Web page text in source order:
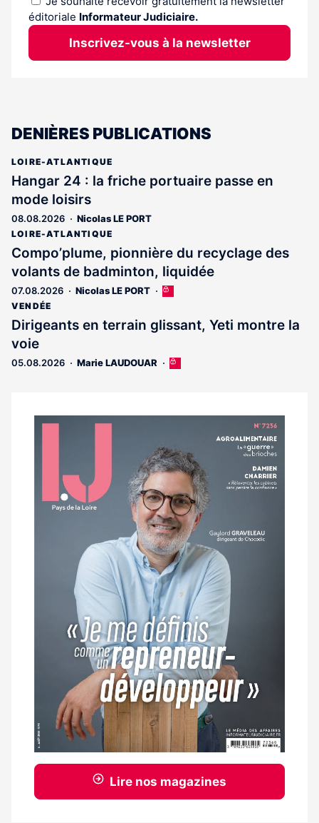
éditoriale Informateur Judiciaire.
Inscrivez-vous à la newsletter
DENIÈRES PUBLICATIONS
LOIRE-ATLANTIQUE
Hangar 24 : la friche portuaire passe en
mode loisirs
08.08.2026 Nicolas LE PORT
LOIRE-ATLANTIQUE
Compo’plume, pionnière du recyclage des
volants de badminton, liquidée
07.08.2026 Nicolas LE PORT
Cet
est
réservé
abonnés
VENDÉE
Dirigeants en terrain glissant, Yeti montre la
voie
05.08.2026 Marie LAUDOUAR
Cet
aux
Notre
magazine
Lire nos magazines